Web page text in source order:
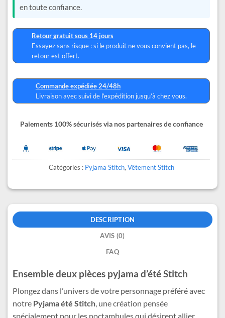
en toute confiance.
Retour gratuit sous 14 jours
Essayez sans risque : si le produit ne vous convient pas, le
retour est offert.
Commande expédiée 24/48h
Livraison avec suivi de l’expédition jusqu’à chez vous.
Paiements 100% sécurisés via nos partenaires de confiance
Catégories : Pyjama Stitch, Vêtement Stitch
DESCRIPTION
AVIS (0)
FAQ
Ensemble deux pièces pyjama d’été Stitch
Plongez dans l’univers de votre personnage préféré avec
notre Pyjama été Stitch, une création pensée
spécialement pour les noctambules qui désirent allier